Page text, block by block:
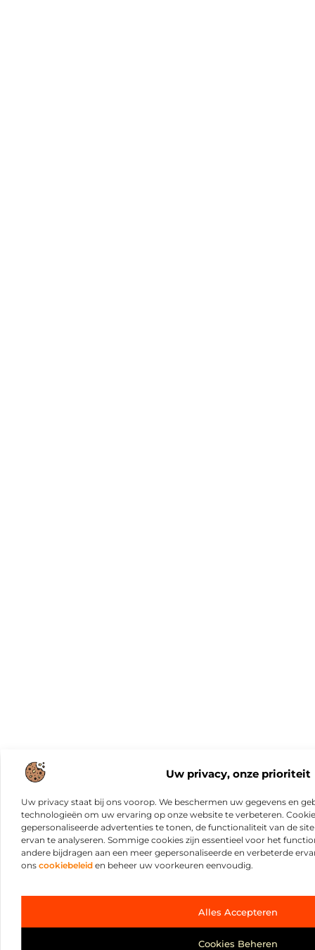
Uw privacy, onze prioriteit
Uw privacy staat bij ons voorop. We beschermen uw gegevens en
technologieën om uw ervaring op onze website te verbeteren.
gepersonaliseerde advertenties te tonen, de functionaliteit van de
ervan te analyseren. Sommige cookies zijn essentieel voor het
andere bijdragen aan een meer gepersonaliseerde en verbeterde
ons cookiebeleid en beheer uw voorkeuren eenvoudig.
Alles Accepteren
Cookies Beheren